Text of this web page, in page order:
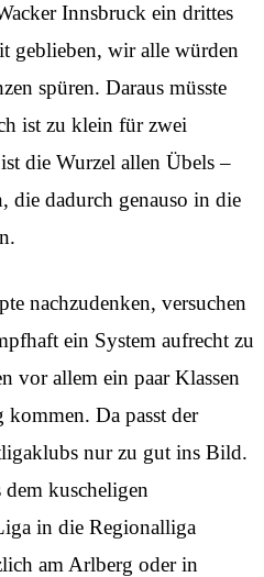
Innsbruck ein drittes
geblieben, wir alle würden
spüren. Daraus müsste
ist zu klein für zwei
die Wurzel allen Übels –
die dadurch genauso in die
nachzudenken, versuchen
ein System aufrecht zu
vor allem ein paar Klassen
Da passt der
nur zu gut ins Bild.
kuscheligen
in die Regionalliga
am Arlberg oder in